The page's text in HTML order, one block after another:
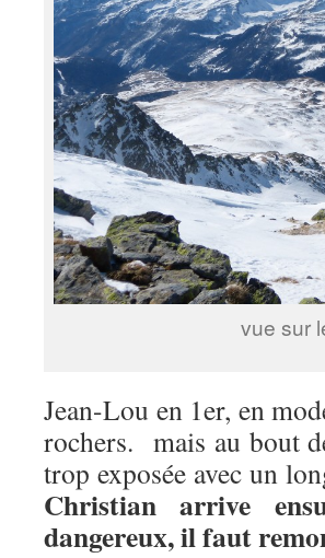
vue sur
Jean-Lou en 1er, en
rochers. mais au bout
trop exposée avec un
Christian arrive
dangereux, il faut